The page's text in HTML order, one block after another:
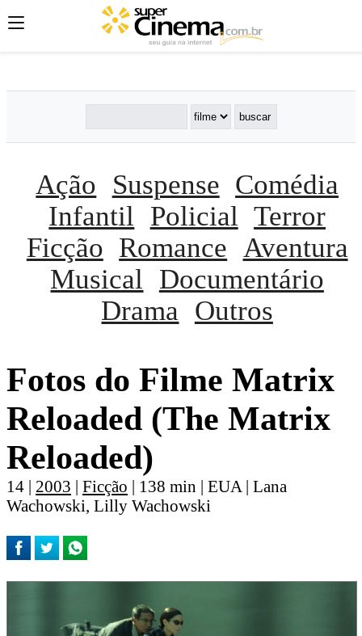
';';
Ação Suspense Comédia
Infantil
Policial Terror
Ficção Romance Aventura
Musical
Documentário
Drama
Outros
Fotos do Filme Matrix
Reloaded (The Matrix
Reloaded)
14 | 2003 | Ficção | 138 min | EUA | Lana
Wachowski, Lilly Wachowski